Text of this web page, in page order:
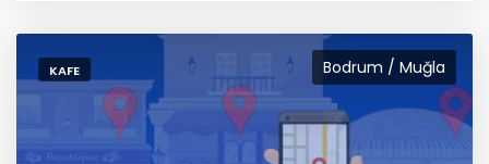
Bodrum / Muğla
KAFE